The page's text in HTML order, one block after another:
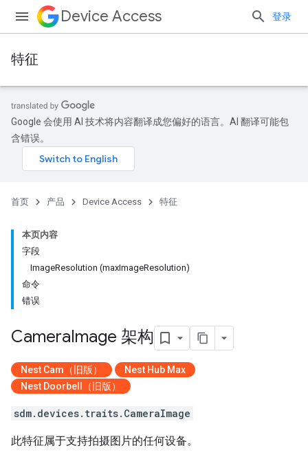
Device Access 登录
特征
Google 会使用 AI 技术将内容翻译成您偏好的语言。AI 翻译可能包
含错误。
首页 产品 Device Access 特征
本页内容
字段
ImageResolution (maxImageResolution)
命令
错误
CameraImage 架构
Nest Cam（旧版）
Nest Hub Max
Nest Doorbell（旧版）
sdm.devices.traits.CameraImage
此特征属于支持拍摄图片的任何设备。